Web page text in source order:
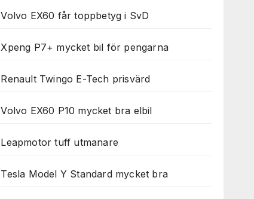
Volvo EX60 får toppbetyg i SvD
Xpeng P7+ mycket bil för pengarna
Renault Twingo E-Tech prisvärd
Volvo EX60 P10 mycket bra elbil
Leapmotor tuff utmanare
Tesla Model Y Standard mycket bra